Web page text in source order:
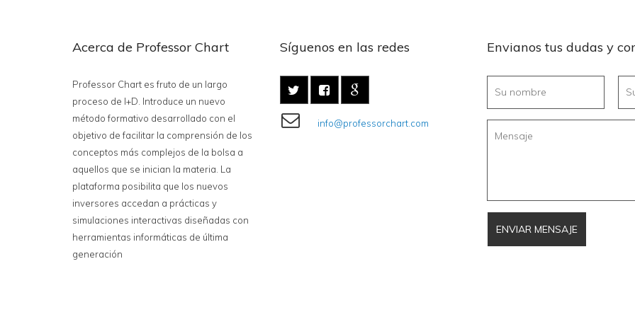
Acerca de Professor Chart
Professor Chart es fruto de un largo
proceso de I+D. Introduce un nuevo
método formativo desarrollado con el
objetivo de facilitar la comprensión de los
conceptos más complejos de la bolsa a
aquellos que se inician la materia. La
plataforma posibilita que los nuevos
inversores accedan a prácticas y
simulaciones interactivas diseñadas con
herramientas informáticas de última
generación
Síguenos en las redes
info@professorchart.com
Envianos tus dudas y